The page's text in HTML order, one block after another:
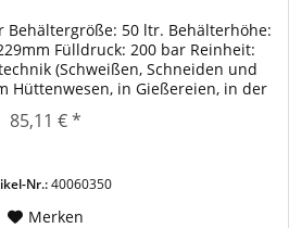
Behältergröße: 50 ltr. Behälterhöhe:
Fülldruck: 200 bar Reinheit:
(Schweißen, Schneiden und
Hüttenwesen, in Gießereien, in der
in der Wassertechnik, in der
Bleichen. Schneidgas beim
85,11 € *
Nr.:40060350
Merken